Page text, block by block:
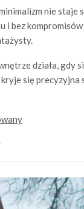
nie staje
i bez
działa, gdy
się